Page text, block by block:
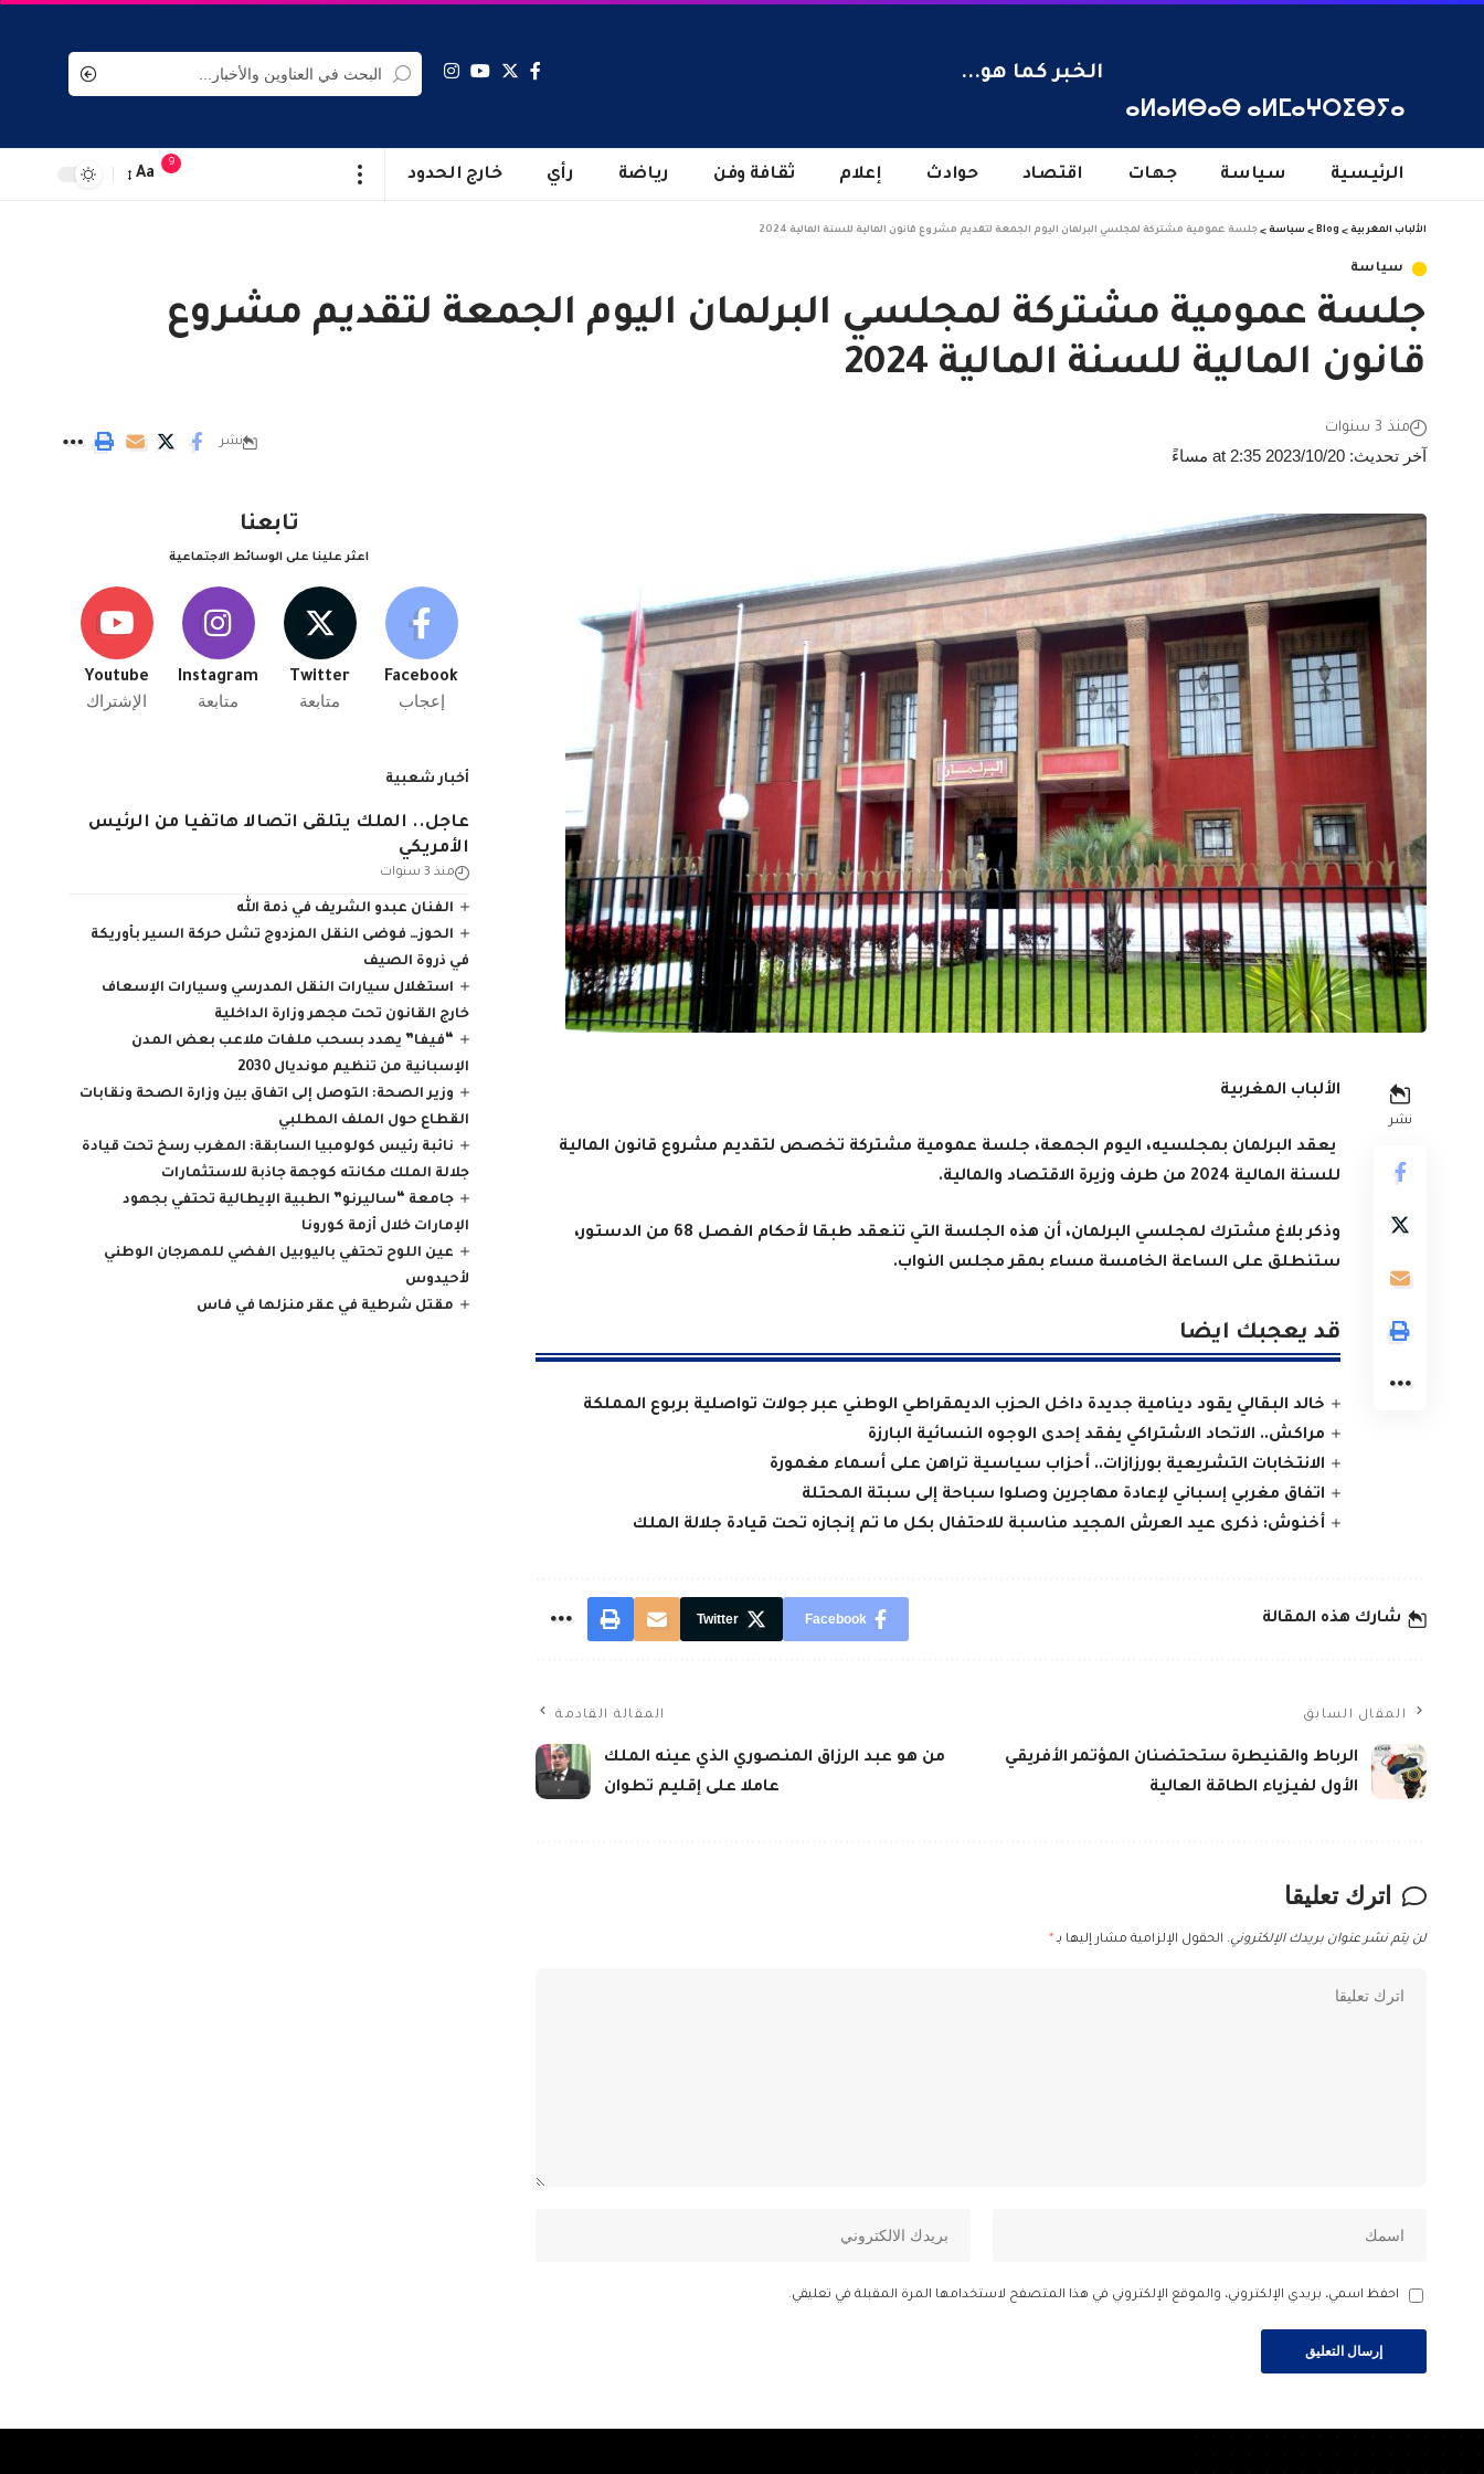
ⴰⵍⴰⵍⴱⴰⴱ ⴰⵍⵎⴰⵖⵔⵉⴱⵢⴰ
الخبر كما هو...
الرئيسية سياسة جهات اقتصاد حوادث إعلام ثقافة وفن رياضة رأي خارج الحدود
9
Aa
الألباب المغربية >
Blog
> سياسة > جلسة عمومية مشتركة لمجلسي البرلمان اليوم الجمعة لتقديم مشروع قانون المالية للسنة المالية 2024
سياسة
جلسة عمومية مشتركة لمجلسي البرلمان اليوم الجمعة لتقديم مشروع
قانون المالية للسنة المالية 2024
آخر تحديث: 2023/10/20 at 2:35 مساءً
منذ 3 سنوات
نشر
نشر
الألباب المغربية
يعقد البرلمان بمجلسيه، اليوم الجمعة، جلسة عمومية مشتركة تخصص لتقديم مشروع قانون المالية
للسنة المالية 2024 من طرف وزيرة الاقتصاد والمالية.
وذكر بلاغ مشترك لمجلسي البرلمان، أن هذه الجلسة التي تنعقد طبقا لأحكام الفصل 68 من الدستور،
ستنطلق على الساعة الخامسة مساء بمقر مجلس النواب.
قد يعجبك ايضا
خالد البقالي يقود دينامية جديدة داخل الحزب الديمقراطي الوطني عبر جولات تواصلية بربوع المملكة
مراكش.. الاتحاد الاشتراكي يفقد إحدى الوجوه النسائية البارزة
الانتخابات التشريعية بورزازات.. أحزاب سياسية تراهن على أسماء مغمورة
اتفاق مغربي إسباني لإعادة مهاجرين وصلوا سباحة إلى سبتة المحتلة
أخنوش: ذكرى عيد العرش المجيد مناسبة للاحتفال بكل ما تم إنجازه تحت قيادة جلالة الملك
شارك هذه المقالة Facebook
Twitter
المقال السابق
الرباط والقنيطرة ستحتضنان المؤتمر الأفريقي
الأول لفيزياء الطاقة العالية
المقالة القادمة
من هو عبد الرزاق المنصوري الذي عينه الملك
عاملا على إقليم تطوان
اترك تعليقا
لن يتم نشر عنوان بريدك الإلكتروني. الحقول الإلزامية مشار إليها بـ *
احفظ اسمي، بريدي الإلكتروني، والموقع الإلكتروني في هذا المتصفح لاستخدامها المرة المقبلة في تعليقي.
تابعنا
اعثر علينا على الوسائط الاجتماعية
Facebook
إعجاب
Twitter
متابعة
Instagram
متابعة
Youtube
الإشتراك
أخبار شعبية
عاجل.. الملك يتلقى اتصالا هاتفيا من الرئيس
الأمريكي
منذ 3 سنوات
الفنان عبدو الشريف في ذمة الله
الحوز… فوضى النقل المزدوج تشل حركة السير بأوريكة
في ذروة الصيف
استغلال سيارات النقل المدرسي وسيارات الإسعاف
خارج القانون تحت مجهر وزارة الداخلية
“فيفا” يهدد بسحب ملفات ملاعب بعض المدن
الإسبانية من تنظيم مونديال 2030
وزير الصحة: التوصل إلى اتفاق بين وزارة الصحة ونقابات
القطاع حول الملف المطلبي
نائبة رئيس كولومبيا السابقة: المغرب رسخ تحت قيادة
جلالة الملك مكانته كوجهة جاذبة للاستثمارات
جامعة “ساليرنو” الطبية الإيطالية تحتفي بجهود
الإمارات خلال أزمة كورونا
عين اللوح تحتفي باليوبيل الفضي للمهرجان الوطني
لأحيدوس
مقتل شرطية في عقر منزلها في فاس